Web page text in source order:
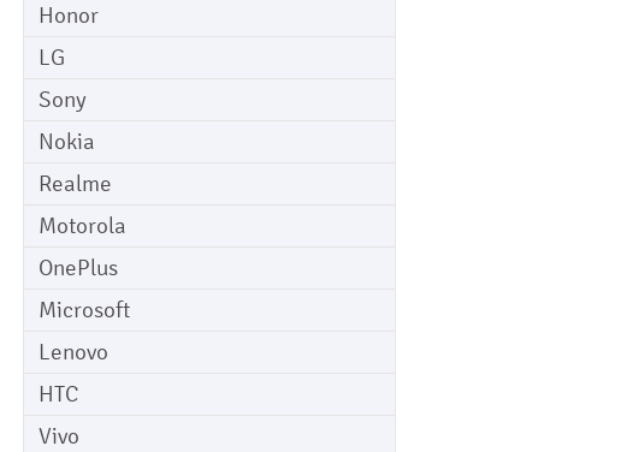
Honor
LG
Sony
Nokia
Realme
Motorola
OnePlus
Microsoft
Lenovo
HTC
Vivo